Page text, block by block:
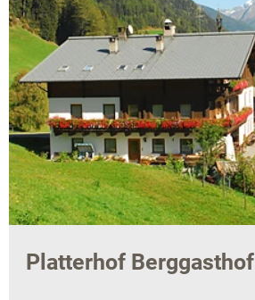
Platterhof Berggasthof